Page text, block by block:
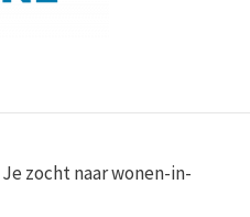
Je zocht naar wonen-in-